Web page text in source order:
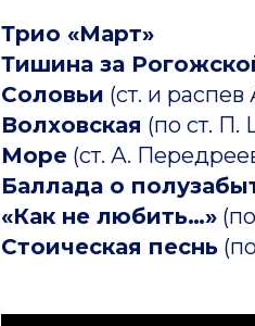
Трио «Март»
Тишина за
Соловьи (ст. и
Волховская (по ст.
Море (ст. А.
Баллада о
«Как не любить…»
Стоическая песнь